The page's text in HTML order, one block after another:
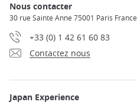
Nous contacter
30 rue Sainte Anne 75001 Paris France
+33 (0) 1 42 61 60 83
Contactez nous
Japan Experience